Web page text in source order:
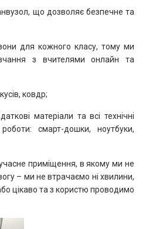
що дозволяє безпечне та
для кожного класу, тому ми
з вчителями онлайн та
ковдр;
матеріали та всі технічні
смарт-дошки, ноутбуки,
приміщення, в якому ми не
– ми не втрачаємо ні хвилини,
цікаво та з користю проводимо